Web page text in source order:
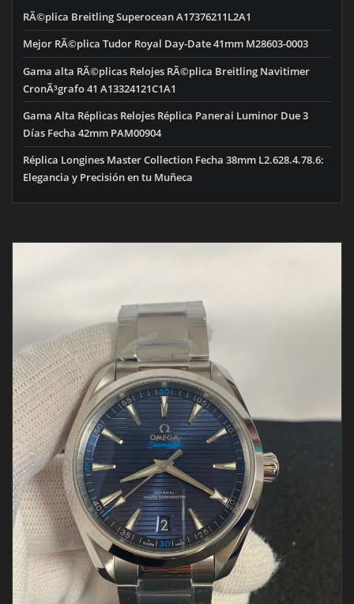
RÃ©plica Breitling Superocean A17376211L2A1
Mejor RÃ©plica Tudor Royal Day-Date 41mm M28603-0003
Gama alta RÃ©plicas Relojes RÃ©plica Breitling Navitimer
CronÃ³grafo 41 A13324121C1A1
Gama Alta Réplicas Relojes Réplica Panerai Luminor Due 3
Días Fecha 42mm PAM00904
Réplica Longines Master Collection Fecha 38mm L2.628.4.78.6:
Elegancia y Precisión en tu Muñeca